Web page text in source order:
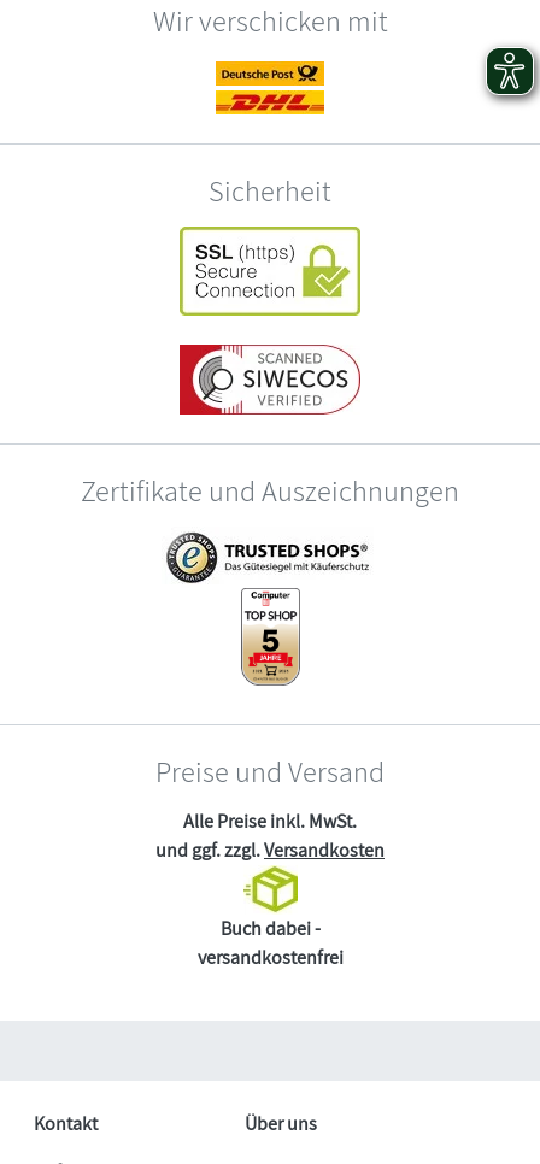
Wir verschicken mit
Sicherheit
Zertifikate und Auszeichnungen
Preise und Versand
Alle Preise inkl. MwSt.
und ggf. zzgl.Versandkosten
Buch dabei -
versandkostenfrei
Kontakt
Über uns